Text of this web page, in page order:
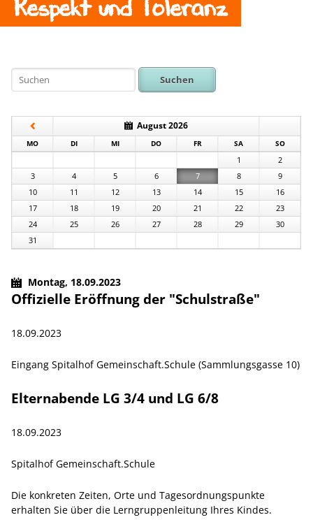
Suchen
August 2026
MONTAG DIENSTAG MITTWOCH DONNERSTAG
FREITAG SA SONNTAG
1
2
3
4 5 6 7 8
9
10
11 12 13 14 15
16
17
18 19 20 21 22
23
24
25 26 27 28 29
30
31
Montag, 18.09.2023
Offizielle Eröffnung der "Schulstraße"
18.09.2023
Eingang Spitalhof Gemeinschaft.Schule (Sammlungsgasse 10)
Elternabende LG 3/4 und LG 6/8
18.09.2023
Spitalhof Gemeinschaft.Schule
Die konkreten Zeiten, Orte und Tagesordnungspunkte
erhalten Sie über die Lerngruppenleitung Ihres Kindes.